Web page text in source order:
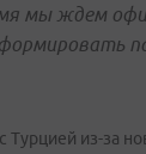
мы ждем
Турцией из-за